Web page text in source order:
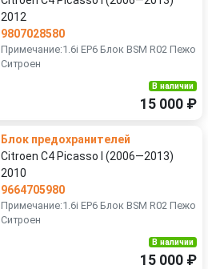
2012
9807028580
Примечание:1.6i EP6 Блок BSM R02 Пежо
Ситроен
В наличии
15 000 ₽
Блок предохранителей
Citroen C4 Picasso I (2006—2013)
2010
9664705980
Примечание:1.6i EP6 Блок BSM R02 Пежо
Ситроен
В наличии
15 000 ₽